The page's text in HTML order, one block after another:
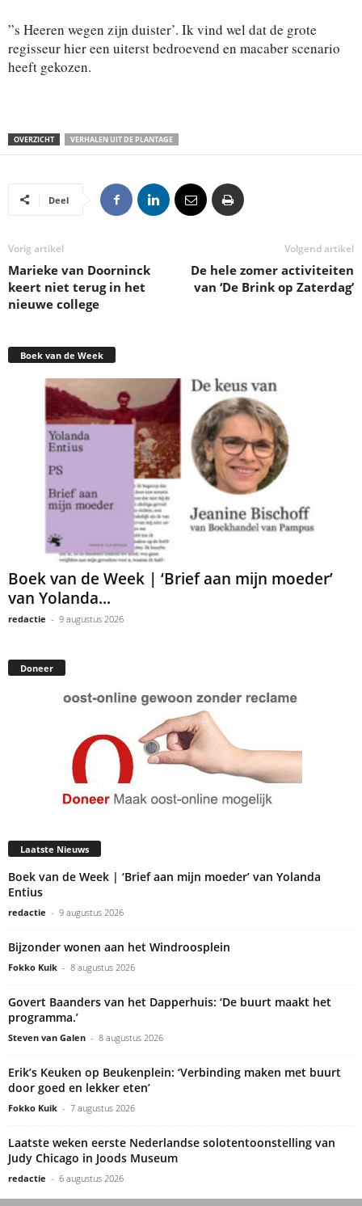
”s Heeren wegen zijn duister’. Ik vind wel dat de grote
regisseur hier een uiterst bedroevend en macaber scenario
heeft gekozen.
OVERZICHT VERHALEN UIT DE PLANTAGE
Deel
Vorig artikel
Marieke van Doorninck
keert niet terug in het
nieuwe college
Volgend artikel
De hele zomer activiteiten
van ‘De Brink op Zaterdag’
Boek van de Week
Boek van de Week | ‘Brief aan mijn moeder’
van Yolanda...
redactie - 9 augustus 2026
Doneer
Laatste Nieuws
Boek van de Week | ‘Brief aan mijn moeder’ van Yolanda
Entius
redactie - 9 augustus 2026
Bijzonder wonen aan het Windroosplein
Fokko Kuik - 8 augustus 2026
Govert Baanders van het Dapperhuis: ‘De buurt maakt het
programma.’
Steven van Galen - 8 augustus 2026
Erik’s Keuken op Beukenplein: ‘Verbinding maken met buurt
door goed en lekker eten’
Fokko Kuik - 7 augustus 2026
Laatste weken eerste Nederlandse solotentoonstelling van
Judy Chicago in Joods Museum
redactie - 6 augustus 2026